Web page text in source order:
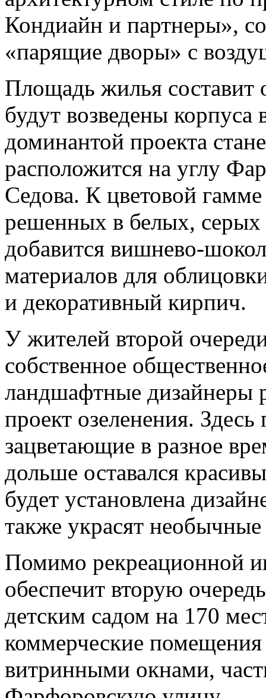
Кондиайн и партнеры»,
«парящие дворы» с
Площадь жилья составит
будут возведены
доминантой проекта
расположится на углу
Седова. К цветовой
решенных в белых, серых
добавится вишнево-
материалов для
и декоративный кирпич.
У жителей второй
собственное
ландшафтные дизайнеры
проект озеленения. Здесь
зацветающие в разное
дольше оставался
будет установлена
также украсят
Помимо рекреационной
обеспечит вторую
детским садом на 170
коммерческие помещения
витринными окнами,